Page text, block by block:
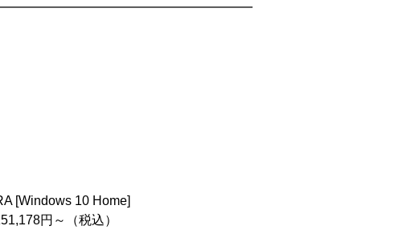
[Windows 10 Home]
円～（税込）